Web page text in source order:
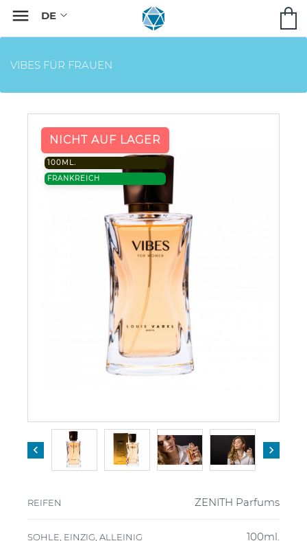

VIBES FÜR FRAUEN
NICHT AUF LAGER
100ML.
FRANKREICH
 
REIFEN ZENITH Parfums
SOHLE, EINZIG, ALLEINIG 100ml.